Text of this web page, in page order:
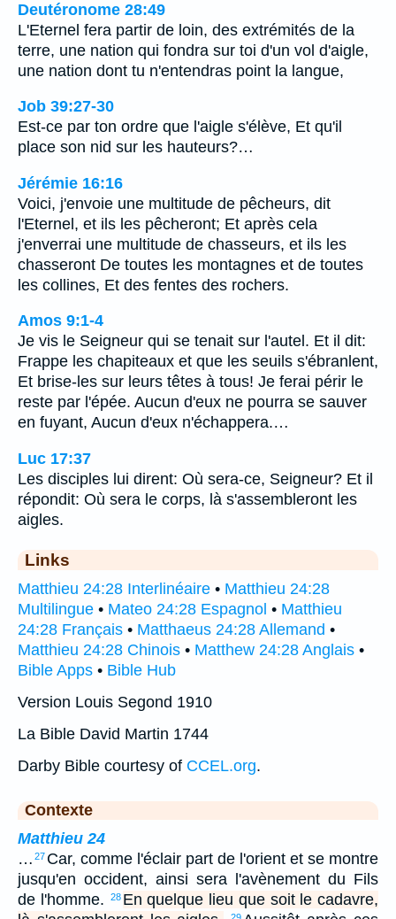
Deutéronome 28:49
L'Eternel fera partir de loin, des extrémités de la
terre, une nation qui fondra sur toi d'un vol d'aigle,
une nation dont tu n'entendras point la langue,
Job 39:27-30
Est-ce par ton ordre que l'aigle s'élève, Et qu'il
place son nid sur les hauteurs?…
Jérémie 16:16
Voici, j'envoie une multitude de pêcheurs, dit
l'Eternel, et ils les pêcheront; Et après cela
j'enverrai une multitude de chasseurs, et ils les
chasseront De toutes les montagnes et de toutes
les collines, Et des fentes des rochers.
Amos 9:1-4
Je vis le Seigneur qui se tenait sur l'autel. Et il dit:
Frappe les chapiteaux et que les seuils s'ébranlent,
Et brise-les sur leurs têtes à tous! Je ferai périr le
reste par l'épée. Aucun d'eux ne pourra se sauver
en fuyant, Aucun d'eux n'échappera.…
Luc 17:37
Les disciples lui dirent: Où sera-ce, Seigneur? Et il
répondit: Où sera le corps, là s'assembleront les
aigles.
Links
Matthieu 24:28 Interlinéaire • Matthieu 24:28
Multilingue • Mateo 24:28 Espagnol • Matthieu
24:28 Français • Matthaeus 24:28 Allemand •
Matthieu 24:28 Chinois • Matthew 24:28 Anglais •
Bible Apps • Bible Hub
Version Louis Segond 1910
La Bible David Martin 1744
Darby Bible courtesy of CCEL.org.
Contexte
Matthieu 24
… 27 Car, comme l'éclair part de l'orient et se montre
jusqu'en occident, ainsi sera l'avènement du Fils
de l'homme.
28 En quelque lieu que soit le cadavre,